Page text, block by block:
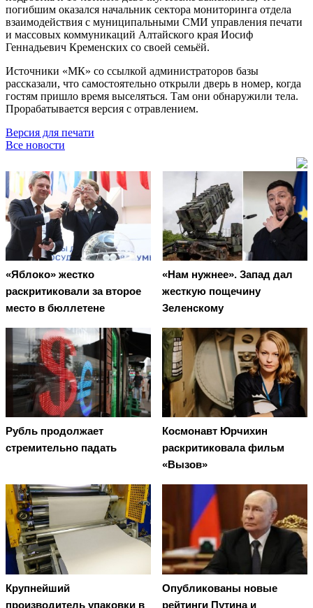
погибшим оказался начальник сектора мониторинга отдела
взаимодействия с муниципальными СМИ управления печати
и массовых коммуникаций Алтайского края Иосиф
Геннадьевич Кременских со своей семьёй.
Источники «МК» со ссылкой администраторов базы
рассказали, что самостоятельно открыли дверь в номер, когда
гостям пришло время выселяться. Там они обнаружили тела.
Прорабатывается версия с отравлением.
Версия для печати
Все новости
«Яблоко» жестко
раскритиковали за второе
место в бюллетене
«Нам нужнее». Запад дал
жесткую пощечину
Зеленскому
Рубль продолжает
стремительно падать
Космонавт Юрчихин
раскритиковала фильм
«Вызов»
Крупнейший
производитель упаковки в
Опубликованы новые
рейтинги Путина и